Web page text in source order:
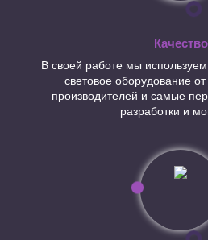
Качество
В своей работе мы используем
световое оборудование
производителей и самые
разработки и